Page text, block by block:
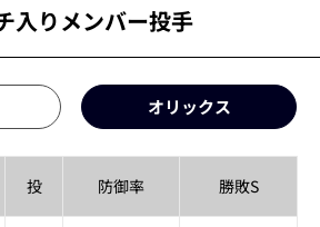
入りメンバー投手
オリックス
投 防御率 勝敗S